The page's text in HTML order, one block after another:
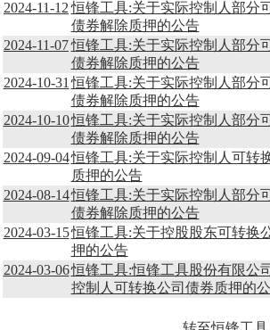
2024-11-12 恒锋工具:关于实际控制人部分
债券解除质押的公告
2024-11-07恒锋工具:关于实际控制人部分
债券解除质押的公告
2024-10-31 恒锋工具:关于实际控制人部分
债券解除质押的公告
2024-10-10恒锋工具:关于实际控制人部分
债券解除质押的公告
2024-09-04恒锋工具:关于实际控制人可转
质押的公告
2024-08-14恒锋工具:关于实际控制人部分
债券解除质押的公告
2024-03-15恒锋工具:关于控股股东可转换
押的公告
2024-03-06恒锋工具:恒锋工具股份有限公
控制人可转换公司债券质押的